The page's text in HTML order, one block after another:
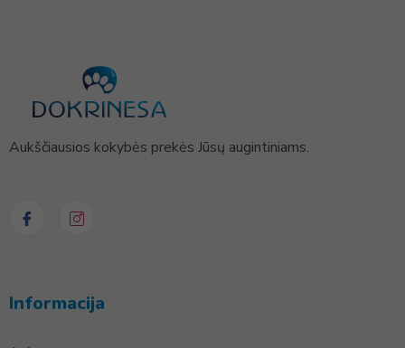
Aukščiausios kokybės prekės Jūsų augintiniams.
Informacija